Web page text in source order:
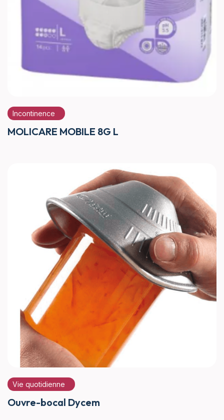
Incontinence
MOLICARE MOBILE 8G L
Vie quotidienne
Ouvre-bocal Dycem